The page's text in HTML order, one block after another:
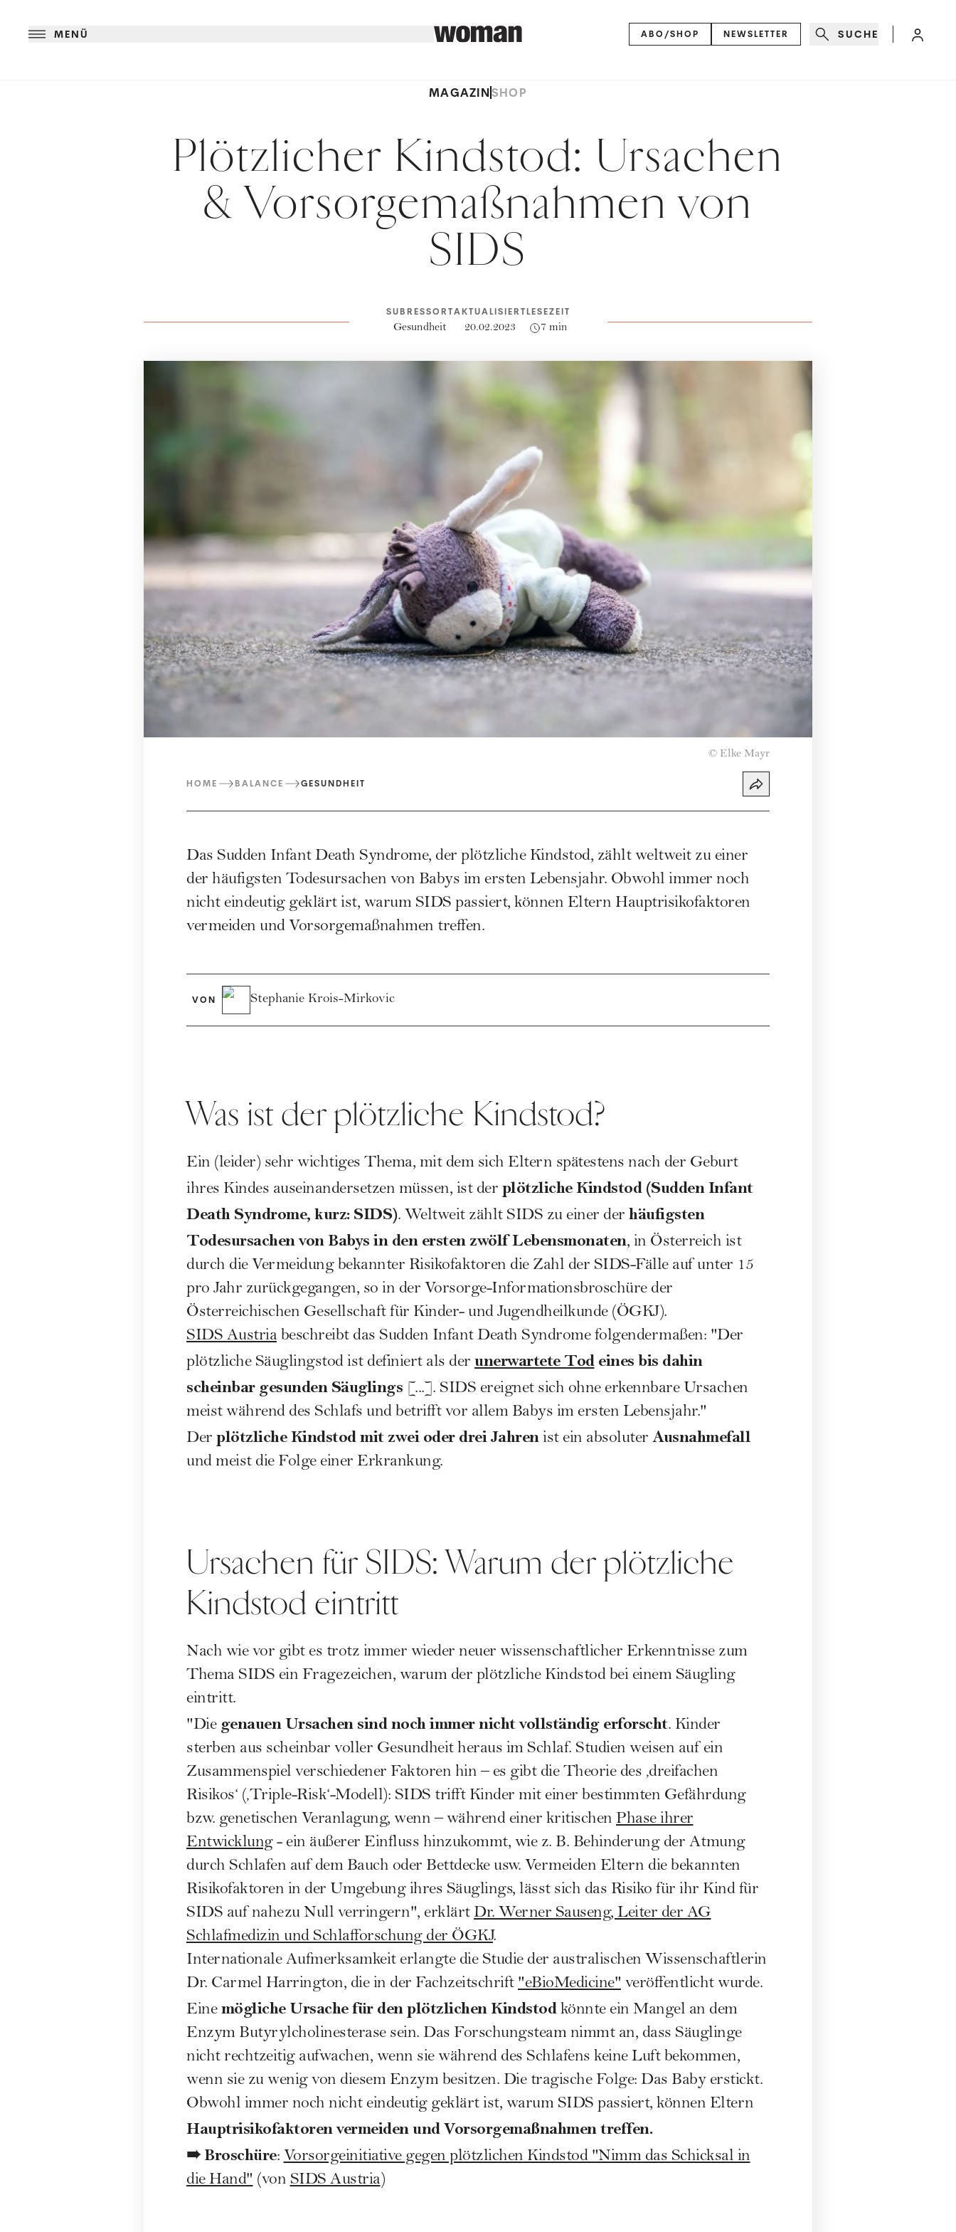
MENÜ ABO/SHOP NEWSLETTER SUCHE
MAGAZINSHOP
Plötzlicher Kindstod: Ursachen
& Vorsorgemaßnahmen von
SIDS
SUBRESSORT
Gesundheit
AKTUALISIERT
20.02.2023
LESEZEIT
7 min
© Elke Mayr
HOME BALANCE GESUNDHEIT
Das Sudden Infant Death Syndrome, der plötzliche Kindstod, zählt weltweit zu einer
der häufigsten Todesursachen von Babys im ersten Lebensjahr. Obwohl immer noch
nicht eindeutig geklärt ist, warum SIDS passiert, können Eltern Hauptrisikofaktoren
vermeiden und Vorsorgemaßnahmen treffen.
VON Stephanie Krois-Mirkovic
Was ist der plötzliche Kindstod?
Ein (leider) sehr wichtiges Thema, mit dem sich Eltern spätestens nach der Geburt
ihres Kindes auseinandersetzen müssen, ist der plötzliche Kindstod (Sudden Infant
Death Syndrome, kurz: SIDS). Weltweit zählt SIDS zu einer der häufigsten
Todesursachen von Babys in den ersten zwölf Lebensmonaten, in Österreich ist
durch die Vermeidung bekannter Risikofaktoren die Zahl der SIDS-Fälle auf unter 15
pro Jahr zurückgegangen, so in der Vorsorge-Informationsbroschüre der
Österreichischen Gesellschaft für Kinder- und Jugendheilkunde (ÖGKJ).
SIDS Austria beschreibt das Sudden Infant Death Syndrome folgendermaßen: "Der
plötzliche Säuglingstod ist definiert als der unerwartete Todeines bis dahin
scheinbar gesunden Säuglings [...]. SIDS ereignet sich ohne erkennbare Ursachen
meist während des Schlafs und betrifft vor allem Babys im ersten Lebensjahr."
Der plötzliche Kindstod mit zwei oder drei Jahrenist ein absoluter Ausnahmefall
und meist die Folge einer Erkrankung.
Ursachen für SIDS: Warum der plötzliche
Kindstod eintritt
Nach wie vor gibt es trotz immer wieder neuer wissenschaftlicher Erkenntnisse zum
Thema SIDS ein Fragezeichen, warum der plötzliche Kindstod bei einem Säugling
eintritt.
"Die genauen Ursachen sind noch immer nicht vollständig erforscht. Kinder
sterben aus scheinbar voller Gesundheit heraus im Schlaf. Studien weisen auf ein
Zusammenspiel verschiedener Faktoren hin – es gibt die Theorie des ‚dreifachen
Risikos‘ (‚Triple-Risk‘-Modell): SIDS trifft Kinder mit einer bestimmten Gefährdung
bzw. genetischen Veranlagung, wenn – während einer kritischen Phase ihrer
Entwicklung- ein äußerer Einfluss hinzukommt, wie z. B. Behinderung der Atmung
durch Schlafen auf dem Bauch oder Bettdecke usw. Vermeiden Eltern die bekannten
Risikofaktoren in der Umgebung ihres Säuglings, lässt sich das Risiko für ihr Kind für
SIDS auf nahezu Null verringern", erklärt Dr. Werner Sauseng, Leiter der AG
Schlafmedizin und Schlafforschung der ÖGKJ.
Internationale Aufmerksamkeit erlangte die Studie der australischen Wissenschaftlerin
Dr. Carmel Harrington, die in der Fachzeitschrift "eBioMedicine" veröffentlicht wurde.
Eine mögliche Ursache für den plötzlichen Kindstodkönnte ein Mangel an dem
Enzym Butyrylcholinesterase sein. Das Forschungsteam nimmt an, dass Säuglinge
nicht rechtzeitig aufwachen, wenn sie während des Schlafens keine Luft bekommen,
wenn sie zu wenig von diesem Enzym besitzen. Die tragische Folge: Das Baby erstickt.
Obwohl immer noch nicht eindeutig geklärt ist, warum SIDS passiert, können Eltern
Hauptrisikofaktoren vermeiden und Vorsorgemaßnahmen treffen.
➠ Broschüre: Vorsorgeinitiative gegen plötzlichen Kindstod "Nimm das Schicksal in
die Hand" (von SIDS Austria)